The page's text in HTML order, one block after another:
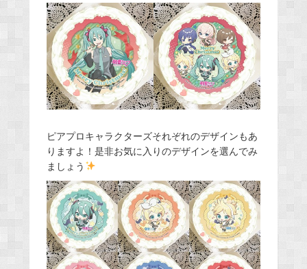
ピアプロキャラクターズそれぞれのデザインもあ
りますよ！是非お気に入りのデザインを選んでみ
ましょう